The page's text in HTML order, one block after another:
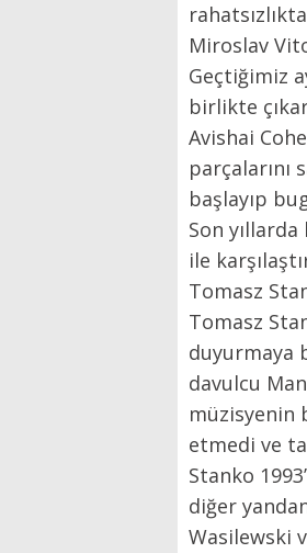
Miroslav
Geçtiğimiz
birlikte
Avishai
parçalarını
başlayıp
Son
ile
Tomasz
Tomasz
duyurmaya
davulcu
müzisyenin
etmedi ve
Stanko
diğer
Wasilewski